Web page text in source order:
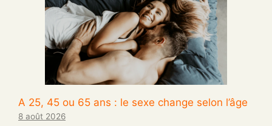
A 25, 45 ou 65 ans : le sexe change selon l’âge
8 août 2026